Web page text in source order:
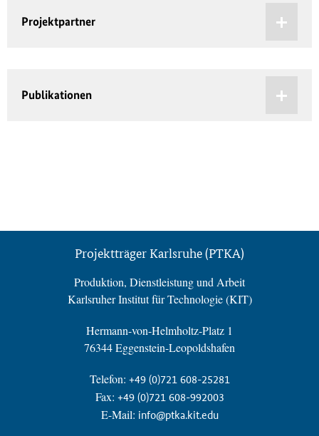
Projektpartner
Publikationen
Projektträger Karlsruhe (PTKA)
Produktion, Dienstleistung und Arbeit
Karlsruher Institut für Technologie (KIT)
Hermann-von-Helmholtz-Platz 1
76344 Eggenstein-Leopoldshafen
Telefon: +49 (0)721 608-25281
Fax: +49 (0)721 608-992003
E-Mail: info@ptka.kit.edu